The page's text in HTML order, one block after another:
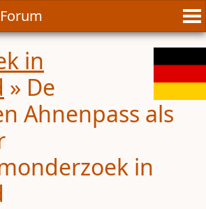
in
» De
Ahnenpass als
in